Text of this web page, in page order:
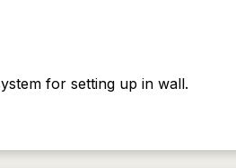
for setting up in wall.